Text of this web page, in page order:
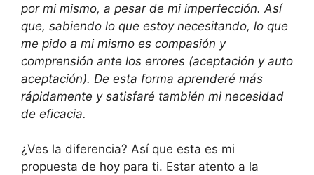
por mi mismo, a pesar de mi imperfección. Así
que, sabiendo lo que estoy necesitando, lo que
me pido a mi mismo es compasión y
comprensión ante los errores (aceptación y auto
aceptación). De esta forma aprenderé más
rápidamente y satisfaré también mi necesidad
de eficacia.
¿Ves la diferencia? Así que esta es mi
propuesta de hoy para ti. Estar atento a la